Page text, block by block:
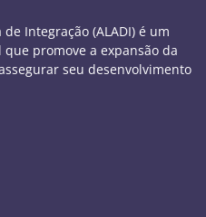
Integração (ALADI) é um
promove a expansão da
seu desenvolvimento